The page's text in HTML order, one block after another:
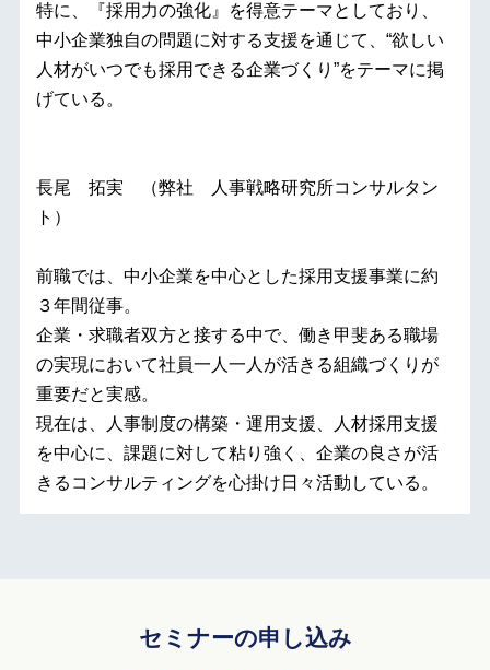
特に、『採用力の強化』を得意テーマとしており、
中小企業独自の問題に対する支援を通じて、“欲しい
人材がいつでも採用できる企業づくり”をテーマに掲
げている。
長尾 拓実 （弊社 人事戦略研究所コンサルタン
ト）
前職では、中小企業を中心とした採用支援事業に約
３年間従事。
企業・求職者双方と接する中で、働き甲斐ある職場
の実現において社員一人一人が活きる組織づくりが
重要だと実感。
現在は、人事制度の構築・運用支援、人材採用支援
を中心に、課題に対して粘り強く、企業の良さが活
きるコンサルティングを心掛け日々活動している。
セミナーの申し込み